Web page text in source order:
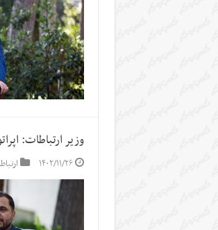
وزیر ارتباطات:
۱۴۰۲/۱۱/۲۶